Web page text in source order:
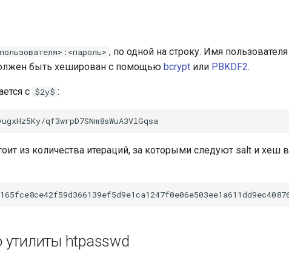
, по одной на строку. Имя пользователя
быть хеширован с помощью bcrypt или PBKDF2.
с $2y$ :
из количества итераций, за которыми следуют salt и хеш в
htpasswd